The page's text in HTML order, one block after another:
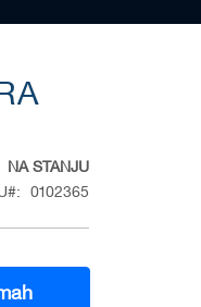
NA STANJU
0102365